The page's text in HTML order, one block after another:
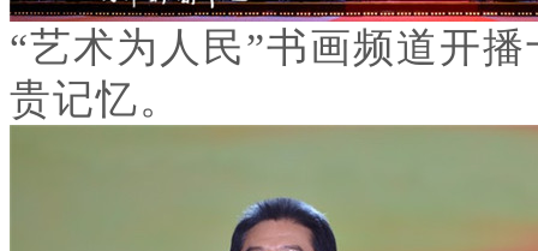
“艺术为人民”书画频道开
贵记忆。